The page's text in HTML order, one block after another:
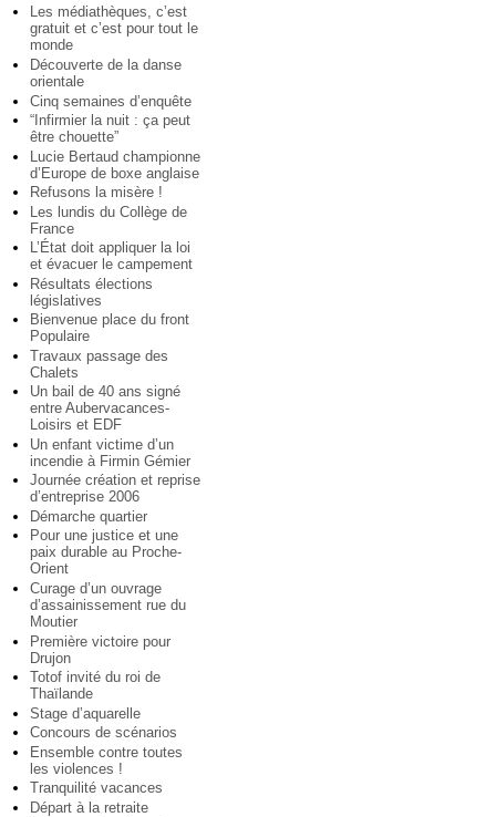
Les médiathèques, c’est
gratuit et c’est pour tout le
monde
Découverte de la danse
orientale
Cinq semaines d’enquête
“Infirmier la nuit : ça peut
être chouette”
Lucie Bertaud championne
d’Europe de boxe anglaise
Refusons la misère !
Les lundis du Collège de
France
L’État doit appliquer la loi
et évacuer le campement
Résultats élections
législatives
Bienvenue place du front
Populaire
Travaux passage des
Chalets
Un bail de 40 ans signé
entre Aubervacances-
Loisirs et EDF
Un enfant victime d’un
incendie à Firmin Gémier
Journée création et reprise
d’entreprise 2006
Démarche quartier
Pour une justice et une
paix durable au Proche-
Orient
Curage d’un ouvrage
d’assainissement rue du
Moutier
Première victoire pour
Drujon
Totof invité du roi de
Thaïlande
Stage d’aquarelle
Concours de scénarios
Ensemble contre toutes
les violences !
Tranquilité vacances
Départ à la retraite